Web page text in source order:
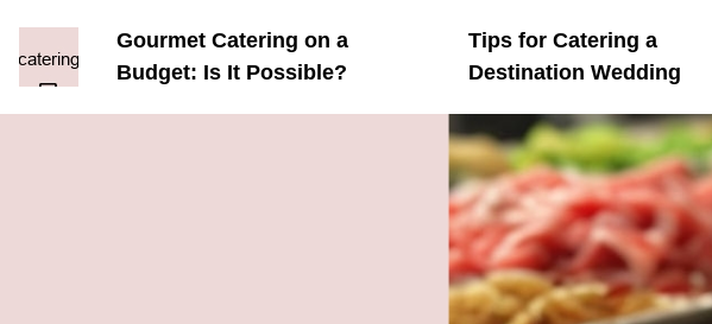
Gourmet Catering on a
Budget: Is It Possible?
Tips for Catering a
Destination Wedding